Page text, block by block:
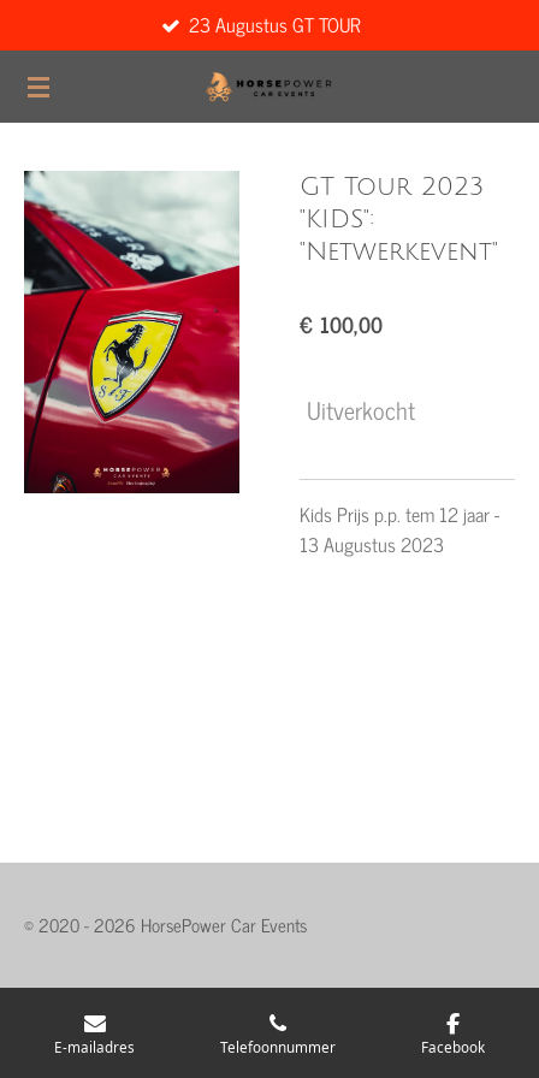
direct
naar
23 Augustus GT TOUR
GT Tour 2023
"KIDS":
"Netwerkevent"
€ 100,00
Uitverkocht
Kids Prijs p.p. tem 12 jaar -
13 Augustus 2023
© 2020 - 2026 HorsePower Car Events
E-mailadres Telefoonnummer Facebook